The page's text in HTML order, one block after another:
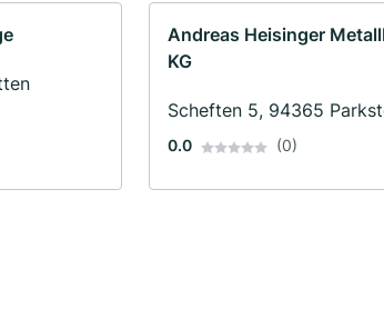
Andreas Heisinger
KG
Scheften 5, 94365
0.0 (0)